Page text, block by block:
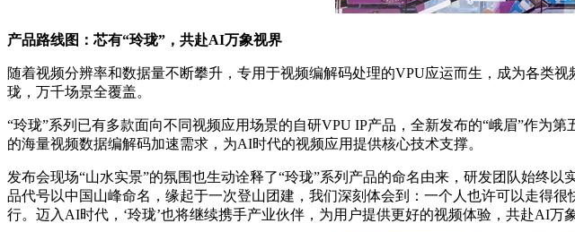
产品路线图：芯有“玲珑”，共赴AI万象视界
随着视频分辨率和数据量不断攀升，专用于视频编解码处理的VPU应运而生，成为各类
珑，万千场景全覆盖。
“玲珑”系列已有多款面向不同视频应用场景的自研VPU IP产品，全新发布的“峨眉”作为
的海量视频数据编解码加速需求，为AI时代的视频应用提供核心技术支撑。
发布会现场“山水实景”的氛围也生动诠释了“玲珑”系列产品的命名由来，研发团队始终
品代号以中国山峰命名，缘起于一次登山团建，我们深刻体会到：一个人也许可以走得
行。迈入AI时代，‘玲珑’也将继续携手产业伙伴，为用户提供更好的视频体验，共赴AI万